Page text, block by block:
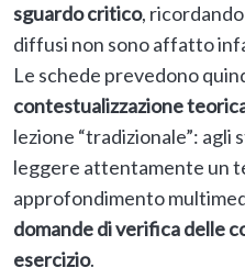
sguardo critico,
diffusi non sono affatto
Le schede prevedono
contestualizzazione
lezione “tradizionale”:
leggere attentamente un
approfondimento
domande di verificadelle
esercizio.